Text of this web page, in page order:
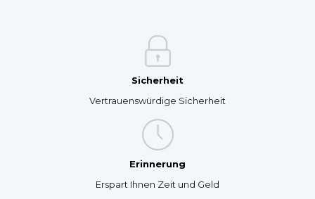
Sicherheit
Vertrauenswürdige Sicherheit
Erinnerung
Erspart Ihnen Zeit und Geld